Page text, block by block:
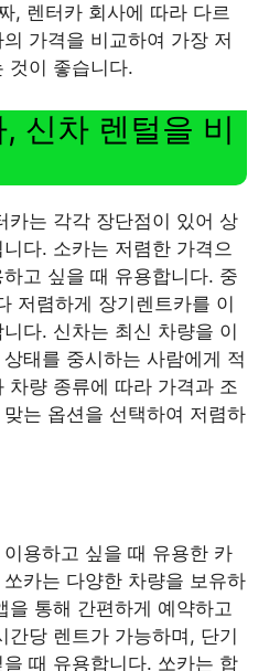
, 렌터카 회사에 따라 다르
가격을 비교하여 가장 저
것이 좋습니다.
신차 렌털을 비
카는 각각 장단점이 있어 상
다. 소카는 저렴한 가격으
고 싶을 때 유용합니다. 중
저렴하게 장기렌트카를 이
다. 신차는 최신 차량을 이
태를 중시하는 사람에게 적
차량 종류에 따라 가격과 조
는 옵션을 선택하여 저렴하
용하고 싶을 때 유용한 카
카는 다양한 차량을 보유하
을 통해 간편하게 예약하고
간당 렌트가 가능하며, 단기
때 유용합니다. 쏘카는 합